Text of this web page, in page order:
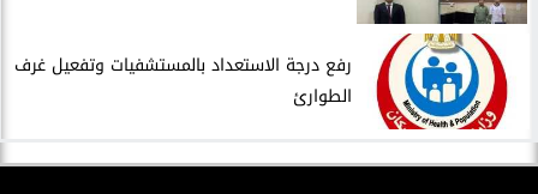
​رفع درجة الاستعداد بالمستشفيات وتفعيل غرف
الطوارئ